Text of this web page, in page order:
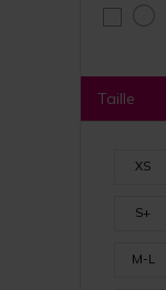
Taille
XS
S+
M-L